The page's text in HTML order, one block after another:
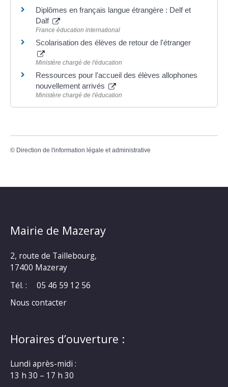
Diplômes en français langue étrangère : Delf et
Dalf
France éducation international
Scolarisation des élèves de retour de l'étranger
Ministère chargé de l'éducation
Ressources pour l'accueil des élèves allophones
nouvellement arrivés
Ministère chargé de l'éducation
© Direction de l'information légale et administrative
Mairie de Mazeray
2, route de Taillebourg,
17400 Mazeray
Tél. :
05 46 59 12 56
Nous contacter
Horaires d’ouverture :
Lundi après-midi :
13 h 30 – 17 h 30